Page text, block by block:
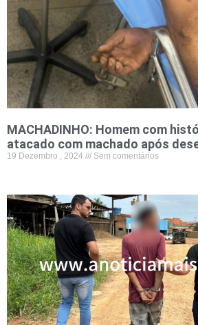
MACHADINHO: Homem com
atacado com machado após
19 Dezembro , 2024 Sem comentários